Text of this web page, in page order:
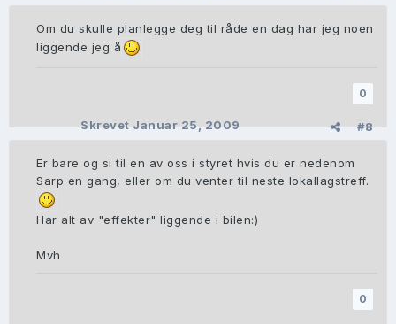
Om du skulle planlegge deg til råde en dag har jeg noen
liggende jeg å
0
#8
SkrevetJanuar 25, 2009
Er bare og si til en av oss i styret hvis du er nedenom
Sarp en gang, eller om du venter til neste lokallagstreff.
Har alt av "effekter" liggende i bilen:)
Mvh
0